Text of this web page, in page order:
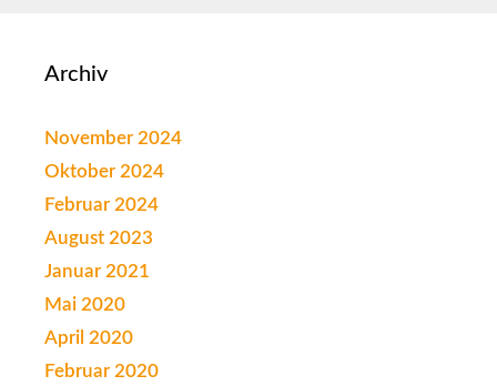
Archiv
November 2024
Oktober 2024
Februar 2024
August 2023
Januar 2021
Mai 2020
April 2020
Februar 2020